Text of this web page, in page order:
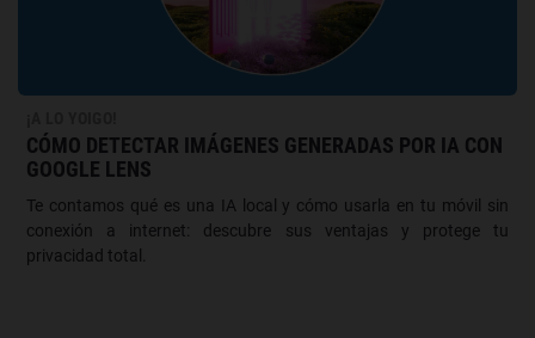
CÓMO DETECTAR IMÁGENES GENERADAS POR IA CON
GOOGLE LENS
Te contamos qué es una IA local y cómo usarla en tu móvil sin
conexión a internet: descubre sus ventajas y protege tu
privacidad total.